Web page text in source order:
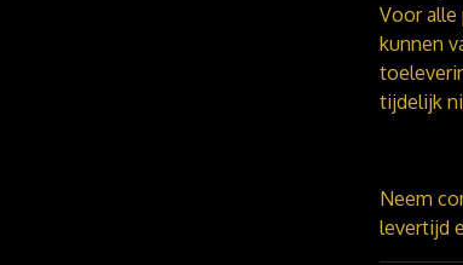
Voor alle
kunnen
tijdelijk
Neem
levertijd